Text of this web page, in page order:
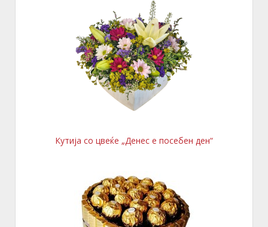
Кутија со цвеќе „Денес е посебен ден“